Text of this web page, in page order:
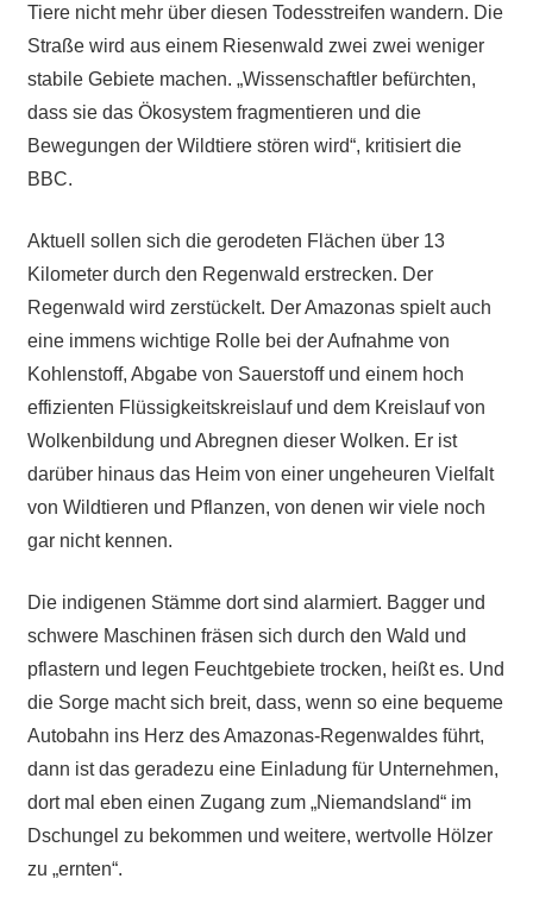
Tiere nicht mehr über diesen Todesstreifen wandern. Die
Straße wird aus einem Riesenwald zwei zwei weniger
stabile Gebiete machen. „Wissenschaftler befürchten,
dass sie das Ökosystem fragmentieren und die
Bewegungen der Wildtiere stören wird“, kritisiert die
BBC.
Aktuell sollen sich die gerodeten Flächen über 13
Kilometer durch den Regenwald erstrecken. Der
Regenwald wird zerstückelt. Der Amazonas spielt auch
eine immens wichtige Rolle bei der Aufnahme von
Kohlenstoff, Abgabe von Sauerstoff und einem hoch
effizienten Flüssigkeitskreislauf und dem Kreislauf von
Wolkenbildung und Abregnen dieser Wolken. Er ist
darüber hinaus das Heim von einer ungeheuren Vielfalt
von Wildtieren und Pflanzen, von denen wir viele noch
gar nicht kennen.
Die indigenen Stämme dort sind alarmiert. Bagger und
schwere Maschinen fräsen sich durch den Wald und
pflastern und legen Feuchtgebiete trocken, heißt es. Und
die Sorge macht sich breit, dass, wenn so eine bequeme
Autobahn ins Herz des Amazonas-Regenwaldes führt,
dann ist das geradezu eine Einladung für Unternehmen,
dort mal eben einen Zugang zum „Niemandsland“ im
Dschungel zu bekommen und weitere, wertvolle Hölzer
zu „ernten“.